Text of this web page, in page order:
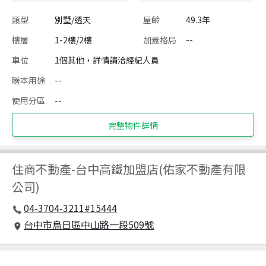
類型 別墅/透天 屋齡
49.3年
樓層
1-2樓/2樓 加蓋格局
--
車位
1個其他，詳情請洽經紀人員
謄本用途
--
使用分區
--
完整物件詳情
住商不動產-台中高鐵加盟店(佑家不動產有限
公司)
04-3704-3211#15444
台中市烏日區中山路一段509號